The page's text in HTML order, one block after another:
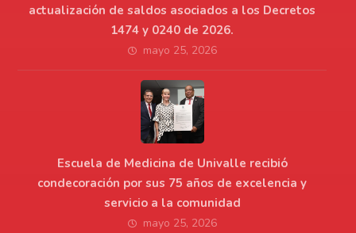
actualización de saldos asociados a los Decretos
1474 y 0240 de 2026.
mayo 25, 2026
Escuela de Medicina de Univalle recibió
condecoración por sus 75 años de excelencia y
servicio a la comunidad
mayo 25, 2026